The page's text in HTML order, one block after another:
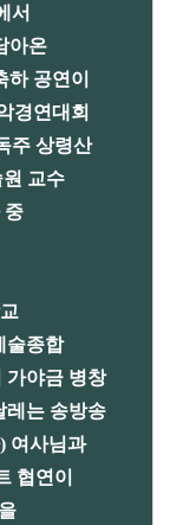
서
아온
공연이
경연대회
주 상령산
교수
중
술종합
가야금 병창
레는 송방송
여사님과
협연이